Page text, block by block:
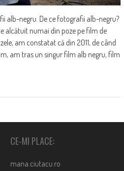
alb-negru. De ce fotografii alb-negru?
alcătuit numai din poze pe film de
am constatat că din 2011, de când
am tras un singur film alb negru, film
CE-MI PLACE:
mana.ciutacu.ro